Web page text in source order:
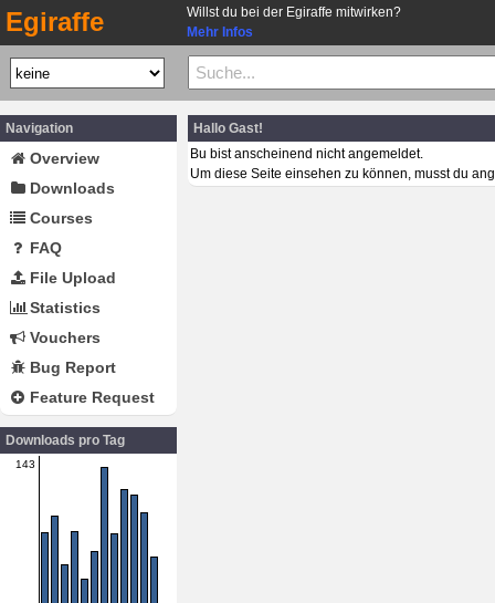
Egiraffe
Willst du bei der Egiraffe mitwirken?
Mehr Infos
Navigation
Overview
Downloads
Courses
FAQ
File Upload
Statistics
Vouchers
Bug Report
Feature Request
Downloads pro Tag
143
Hallo Gast!
Bu bist anscheinend nicht angemeldet.
Um diese Seite einsehen zu können, musst du